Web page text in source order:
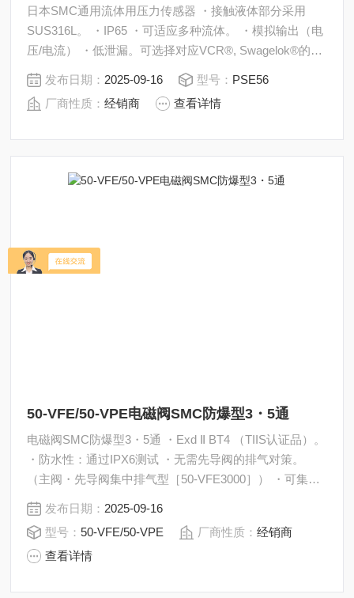
日本SMC通用流体用压力传感器 ・接触液体部分采用
SUS316L。 ・IP65 ・可适应多种流体。 ・模拟输出（电
压/电流） ・低泄漏。可选择对应VCR®, Swagelok®的接
头。
发布日期： 2025-09-16 型号： PSE56
厂商性质：经销商 查看详情
50-VFE/50-VPE电磁阀SMC防爆型3・5通
电磁阀SMC防爆型3・5通 ・Exd Ⅱ BT4 （TIIS认证品）。
・防水性：通过IPX6测试 ・无需先导阀的排气对策。
（主阀・先导阀集中排气型［50-VFE3000］） ・可集装
化（50-VEF） ・可作为选择阀或分离阀使用，也可用于
真空 （50-VPE） ・集装型号：50-VV5FE3，50-VV5FE5
发布日期： 2025-09-16
型号：50-VFE/50-VPE 厂商性质：经销商
查看详情